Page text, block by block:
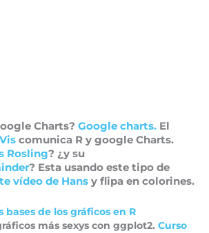
Charts? Google charts. El
comunica R y google Charts.
Rosling? ¿y su
? Esta usando este tipo de
vídeo de Hans y flipa en colorines.
bases de los gráficos en R
más sexys con ggplot2.Curso